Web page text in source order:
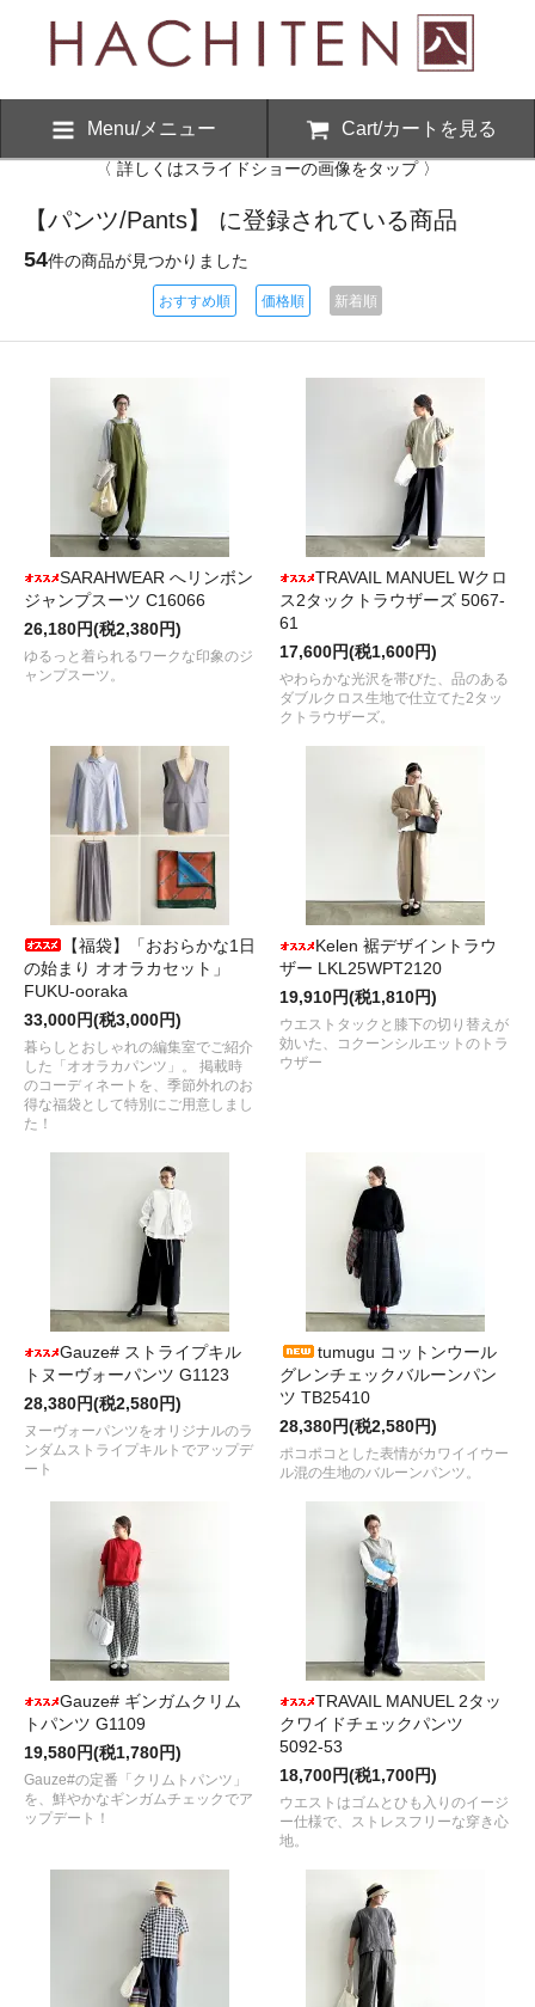
Menu/メニュー Cart/カートを見る
〈 詳しくはスライドショーの画像をタップ 〉
【パンツ/Pants】 に登録されている商品
54件の商品が見つかりました
おすすめ順 価格順 新着順
SARAHWEAR へリンボン
ジャンプスーツ C16066
26,180円(税2,380円)
ゆるっと着られるワークな印象のジ
ャンプスーツ。
TRAVAIL MANUEL Wクロ
ス2タックトラウザーズ 5067-
61
17,600円(税1,600円)
やわらかな光沢を帯びた、品のある
ダブルクロス生地で仕立てた2タッ
クトラウザーズ。
【福袋】「おおらかな1日
の始まり オオラカセット」
FUKU-ooraka
33,000円(税3,000円)
暮らしとおしゃれの編集室でご紹介
した「オオラカパンツ」。 掲載時
のコーディネートを、季節外れのお
得な福袋として特別にご用意しまし
た！
Kelen 裾デザイントラウ
ザー LKL25WPT2120
19,910円(税1,810円)
ウエストタックと膝下の切り替えが
効いた、コクーンシルエットのトラ
ウザー
Gauze# ストライプキル
トヌーヴォーパンツ G1123
28,380円(税2,580円)
ヌーヴォーパンツをオリジナルのラ
ンダムストライプキルトでアップデ
ート
tumugu コットンウール
グレンチェックバルーンパン
ツ TB25410
28,380円(税2,580円)
ポコポコとした表情がカワイイウー
ル混の生地のバルーンパンツ。
Gauze# ギンガムクリム
トパンツ G1109
19,580円(税1,780円)
Gauze#の定番「クリムトパンツ」
を、鮮やかなギンガムチェックでア
ップデート！
TRAVAIL MANUEL 2タッ
クワイドチェックパンツ
5092-53
18,700円(税1,700円)
ウエストはゴムとひも入りのイージ
ー仕様で、ストレスフリーな穿き心
地。